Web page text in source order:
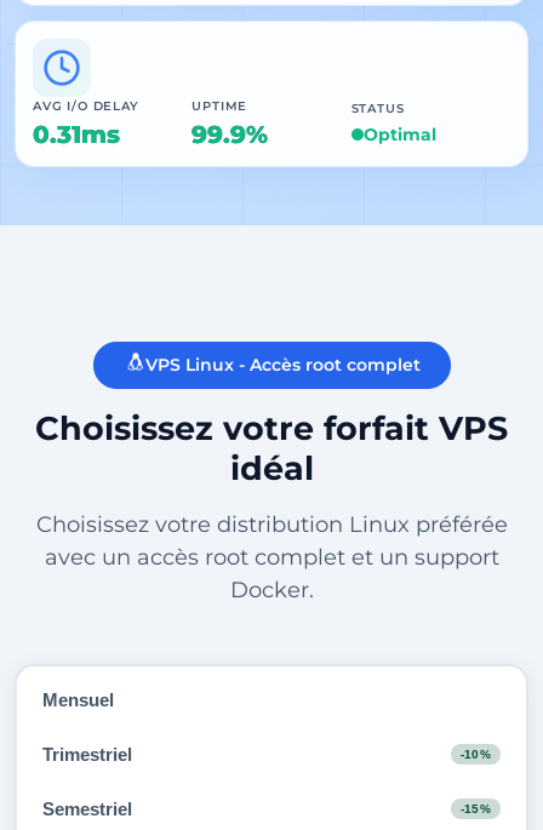
AVG I/O DELAY
0.31ms
UPTIME
99.9%
STATUS
Optimal
VPS Linux - Accès root complet
Choisissez votre forfait VPS
idéal
Choisissez votre distribution Linux préférée
avec un accès root complet et un support
Docker.
Mensuel
Trimestriel -10%
Semestriel -15%